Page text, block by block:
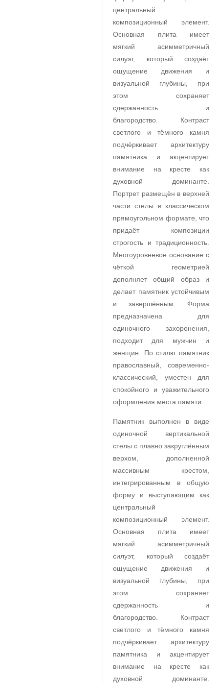
центральный
композиционный элемент.
Основная плита имеет
мягкий асимметричный
силуэт, который создаёт
ощущение движения и
визуальной глубины, при
этом сохраняет
сдержанность и
благородство. Контраст
светлого и тёмного камня
подчёркивает архитектуру
памятника и акцентирует
внимание на кресте как
духовной доминанте.
Портрет размещён в верхней
части стелы в классическом
прямоугольном формате, что
придаёт композиции
строгость и традиционность.
Многоуровневое основание с
чёткой геометрией
дополняет общий образ и
делает памятник устойчивым
и завершённым. Форма
предназначена для
одиночного захоронения,
подходит для мужчин и
женщин. По стилю памятник
православный, современно-
классический, уместен для
спокойного и уважительного
оформления места памяти.
Памятник выполнен в виде
одиночной вертикальной
стелы с плавно закруглённым
верхом, дополненной
массивным крестом,
интегрированным в общую
форму и выступающим как
центральный
композиционный элемент.
Основная плита имеет
мягкий асимметричный
силуэт, который создаёт
ощущение движения и
визуальной глубины, при
этом сохраняет
сдержанность и
благородство. Контраст
светлого и тёмного камня
подчёркивает архитектуру
памятника и акцентирует
внимание на кресте как
духовной доминанте.